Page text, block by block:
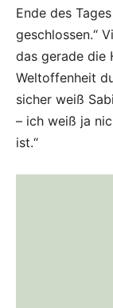
Ende des
geschlossen.“
das gerade die
Weltoffenheit
sicher weiß
– ich weiß ja
ist.“